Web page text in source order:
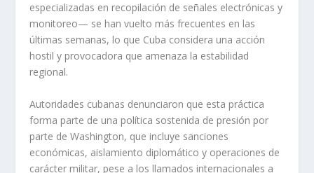
especializadas en recopilación de señales electrónicas y
monitoreo— se han vuelto más frecuentes en las
últimas semanas, lo que Cuba considera una acción
hostil y provocadora que amenaza la estabilidad
regional.
Autoridades cubanas denunciaron que esta práctica
forma parte de una política sostenida de presión por
parte de Washington, que incluye sanciones
económicas, aislamiento diplomático y operaciones de
carácter militar, pese a los llamados internacionales a